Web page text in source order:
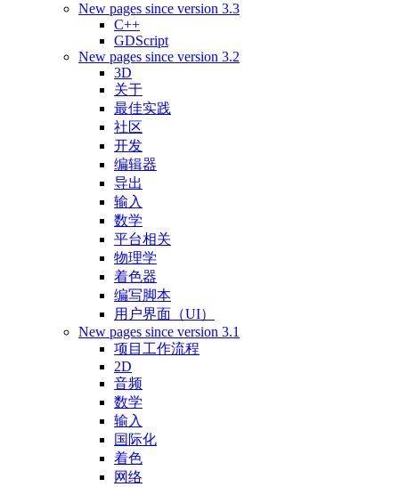
New pages since version 3.3
C++
GDScript
New pages since version 3.2
3D
关于
最佳实践
社区
开发
编辑器
导出
输入
数学
平台相关
物理学
着色器
编写脚本
用户界面（UI）
New pages since version 3.1
项目工作流程
2D
音频
数学
输入
国际化
着色
网络